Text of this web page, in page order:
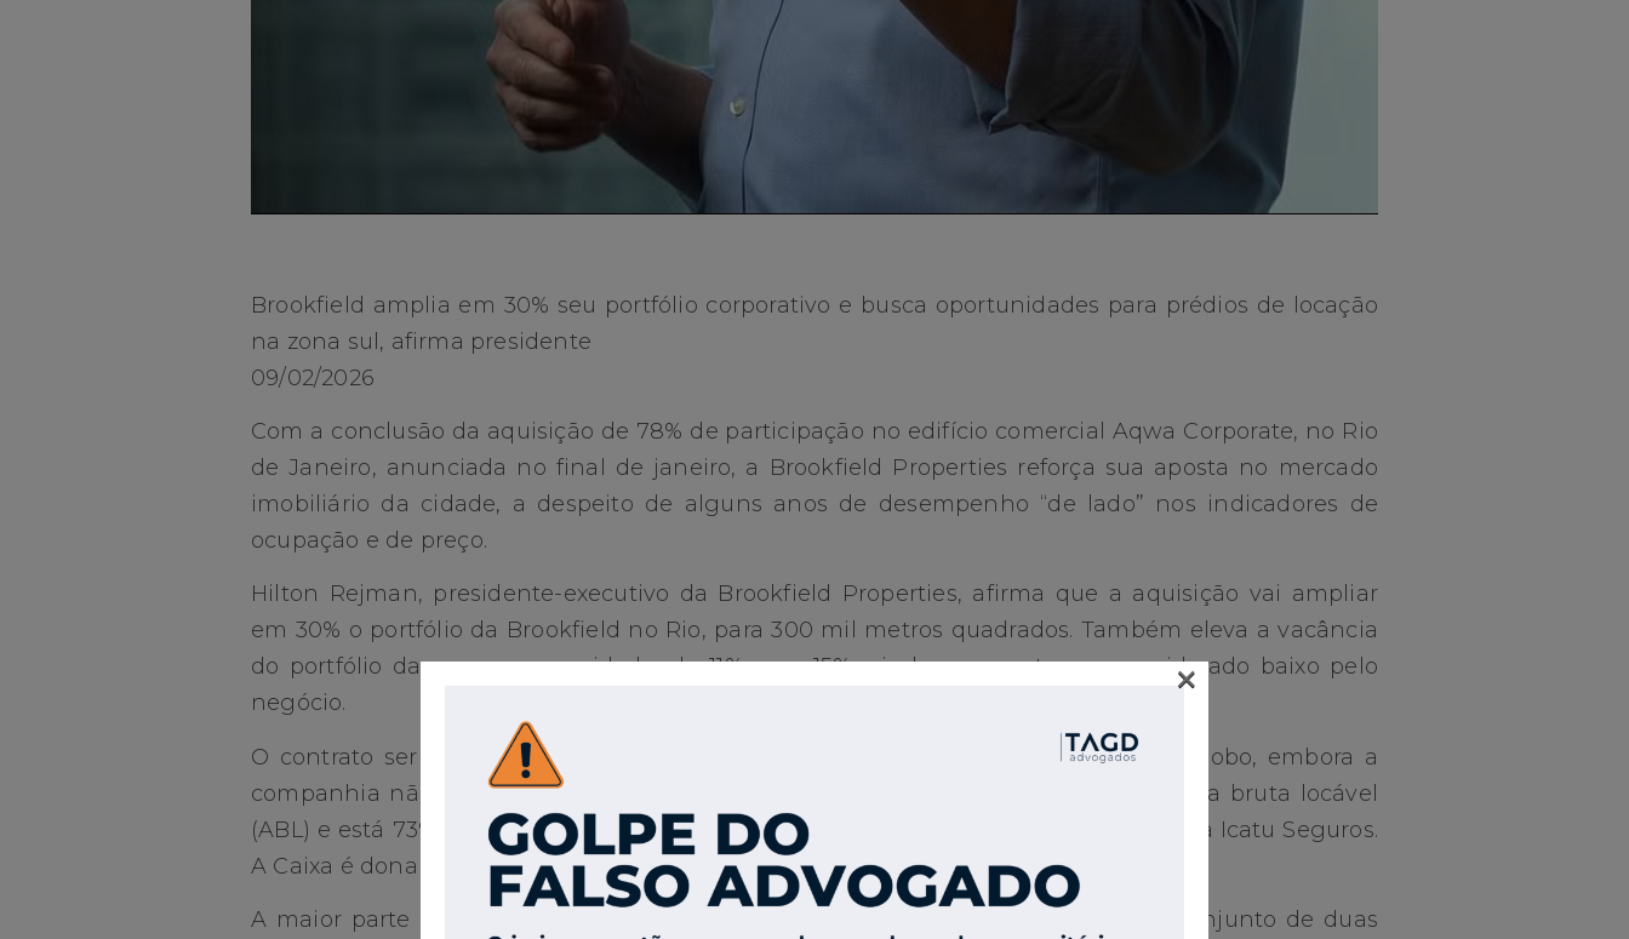
Brookfield amplia em 30% seu portfólio corporativo e busca oportunidades para prédios de locação
na zona sul, afirma presidente
09/02/2026
Com a conclusão da aquisição de 78% de participação no edifício comercial Aqwa Corporate, no Rio
de Janeiro, anunciada no final de janeiro, a Brookfield Properties reforça sua aposta no mercado
imobiliário da cidade, a despeito de alguns anos de desempenho “de lado” nos indicadores de
ocupação e de preço.
Hilton Rejman, presidente-executivo da Brookfield Properties, afirma que a aquisição vai ampliar
em 30% o portfólio da Brookfield no Rio, para 300 mil metros quadrados. Também eleva a vacância
do portfólio da empresa na cidade, de 11% para 15%, ainda num patamar considerado baixo pelo
negócio.
O contrato seria de R$ 385 milhões, de acordo com a coluna “O Capital”, de O Globo, embora a
companhia não confirme o valor. O edifício tem 70,6 mil metros quadrados de área bruta locável
(ABL) e está 73% ocupado, por empresas como a Caixa Econômica Federal, a Enel e a Icatu Seguros.
A Caixa é dona dos 22% restantes do prédio.
A maior parte dos espaços vagos da Brookfield no Rio está no Ventura Towers, conjunto de duas
×